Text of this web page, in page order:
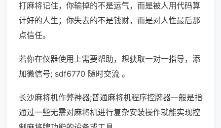
打麻将记住，你输掉的不是运气，而是被人用代码算
计好的人生；你失去的不是钱财，而是对人性最后那
点信任。
若你在仪器使用上需要帮助，想获取一对一指导，添
加微信号; sdf6770 随时交流 。
长沙麻将机作弊神器;普通麻将机程序控牌器一般是指
通过一些无需对麻将机进行复杂安装操作就能实现控